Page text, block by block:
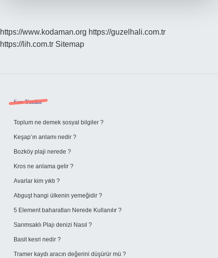
https://www.kodaman.org https://guzelhali.com.tr
https://lih.com.tr Sitemap
Sidebar
Son Yazılar
Toplum ne demek sosyal bilgiler ?
Keşap’ın anlamı nedir ?
Bozköy plaji nerede ?
Kros ne anlama gelir ?
Avarlar kim yıktı ?
Abguşt hangi ülkenin yemeğidir ?
5 Element baharatları Nerede Kullanılır ?
Sarımsaklı Plajı denizi Nasıl ?
Basit kesri nedir ?
Tramer kaydı aracın değerini düşürür mü ?